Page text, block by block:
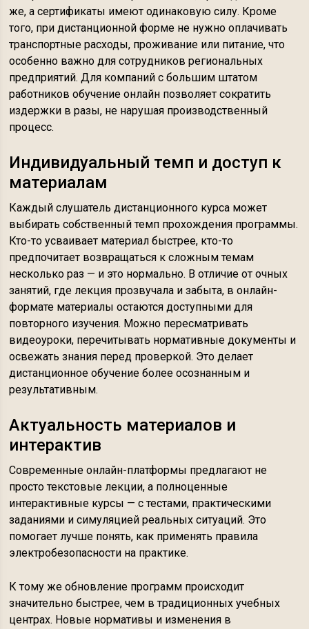
же, а сертификаты имеют одинаковую силу. Кроме
того, при дистанционной форме не нужно оплачивать
транспортные расходы, проживание или питание, что
особенно важно для сотрудников региональных
предприятий. Для компаний с большим штатом
работников обучение онлайн позволяет сократить
издержки в разы, не нарушая производственный
процесс.
Индивидуальный темп и доступ к
материалам
Каждый слушатель дистанционного курса может
выбирать собственный темп прохождения программы.
Кто-то усваивает материал быстрее, кто-то
предпочитает возвращаться к сложным темам
несколько раз — и это нормально. В отличие от очных
занятий, где лекция прозвучала и забыта, в онлайн-
формате материалы остаются доступными для
повторного изучения. Можно пересматривать
видеоуроки, перечитывать нормативные документы и
освежать знания перед проверкой. Это делает
дистанционное обучение более осознанным и
результативным.
Актуальность материалов и
интерактив
Современные онлайн-платформы предлагают не
просто текстовые лекции, а полноценные
интерактивные курсы — с тестами, практическими
заданиями и симуляцией реальных ситуаций. Это
помогает лучше понять, как применять правила
электробезопасности на практике.
К тому же обновление программ происходит
значительно быстрее, чем в традиционных учебных
центрах. Новые нормативы и изменения в